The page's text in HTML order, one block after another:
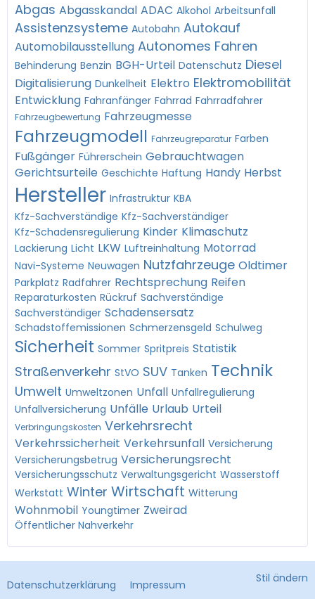
Abgas Abgasskandal ADAC Alkohol Arbeitsunfall
Assistenzsysteme Autobahn Autokauf
Automobilausstellung Autonomes Fahren
Behinderung Benzin BGH-Urteil Datenschutz Diesel
Digitalisierung Dunkelheit Elektro Elektromobilität
Entwicklung Fahranfänger Fahrrad Fahrradfahrer
Fahrzeugbewertung Fahrzeugmesse
Fahrzeugmodell Fahrzeugreparatur Farben
Fußgänger Führerschein Gebrauchtwagen
Gerichtsurteile Geschichte Haftung Handy Herbst
Hersteller Infrastruktur KBA
Kfz-Sachverständige Kfz-Sachverständiger
Kfz-Schadensregulierung Kinder Klimaschutz
Lackierung Licht LKW Luftreinhaltung Motorrad
Navi-Systeme Neuwagen Nutzfahrzeuge Oldtimer
Parkplatz Radfahrer Rechtsprechung Reifen
Reparaturkosten Rückruf Sachverständige
Sachverständiger Schadensersatz
Schadstoffemissionen Schmerzensgeld Schulweg
Sicherheit Sommer Spritpreis Statistik
Straßenverkehr StVO SUV Tanken Technik
Umwelt Umweltzonen Unfall Unfallregulierung
Unfallversicherung Unfälle Urlaub Urteil
Verbringungskosten Verkehrsrecht
Verkehrssicherheit Verkehrsunfall Versicherung
Versicherungsbetrug Versicherungsrecht
Versicherungsschutz Verwaltungsgericht Wasserstoff
Werkstatt Winter Wirtschaft Witterung
Wohnmobil Youngtimer Zweirad
Öffentlicher Nahverkehr
Stil ändern
Datenschutzerklärung Impressum